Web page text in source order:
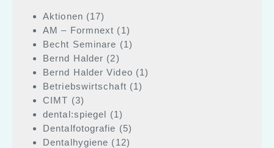
Aktionen (17)
AM – Formnext (1)
Becht Seminare (1)
Bernd Halder (2)
Bernd Halder Video (1)
Betriebswirtschaft (1)
CIMT (3)
dental:spiegel (1)
Dentalfotografie (5)
Dentalhygiene (12)